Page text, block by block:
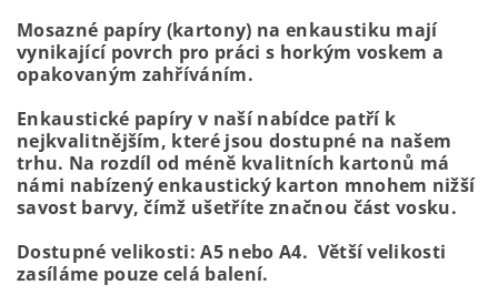
Mosazné papíry (kartony) na enkaustiku mají
vynikající povrch pro práci s horkým voskem a
opakovaným zahříváním.
Enkaustické papíry v naší nabídce patří k
nejkvalitnějším, které jsou dostupné na našem
trhu. Na rozdíl od méně kvalitních kartonů má
námi nabízený enkaustický karton mnohem nižší
savost barvy, čímž ušetříte značnou část vosku.
Dostupné velikosti: A5 nebo A4. Větší velikosti
zasíláme pouze celá balení.